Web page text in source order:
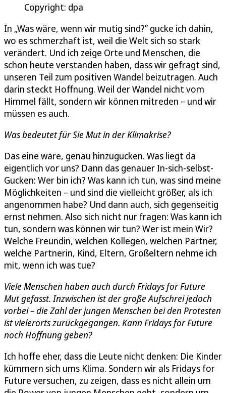
Copyright: dpa
In „Was wäre, wenn wir mutig sind?” gucke ich dahin,
wo es schmerzhaft ist, weil die Welt sich so stark
verändert. Und ich zeige Orte und Menschen, die
schon heute verstanden haben, dass wir gefragt sind,
unseren Teil zum positiven Wandel beizutragen. Auch
darin steckt Hoffnung. Weil der Wandel nicht vom
Himmel fällt, sondern wir können mitreden – und wir
müssen es auch.
Was bedeutet für Sie Mut in der Klimakrise?
Das eine wäre, genau hinzugucken. Was liegt da
eigentlich vor uns? Dann das genauer In-sich-selbst-
Gucken: Wer bin ich? Was kann ich tun, was sind meine
Möglichkeiten – und sind die vielleicht größer, als ich
angenommen habe? Und dann auch, sich gegenseitig
ernst nehmen. Also sich nicht nur fragen: Was kann ich
tun, sondern was können wir tun? Wer ist mein Wir?
Welche Freundin, welchen Kollegen, welchen Partner,
welche Partnerin, Kind, Eltern, Großeltern nehme ich
mit, wenn ich was tue?
Viele Menschen haben auch durch Fridays for Future
Mut gefasst. Inzwischen ist der große Aufschrei jedoch
vorbei – die Zahl der jungen Menschen bei den Protesten
ist vielerorts zurückgegangen. Kann Fridays for Future
noch Hoffnung geben?
Ich hoffe eher, dass die Leute nicht denken: Die Kinder
kümmern sich ums Klima. Sondern wir als Fridays for
Future versuchen, zu zeigen, dass es nicht allein um